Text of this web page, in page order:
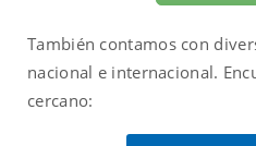
También contamos con
nacional e internacional.
cercano: